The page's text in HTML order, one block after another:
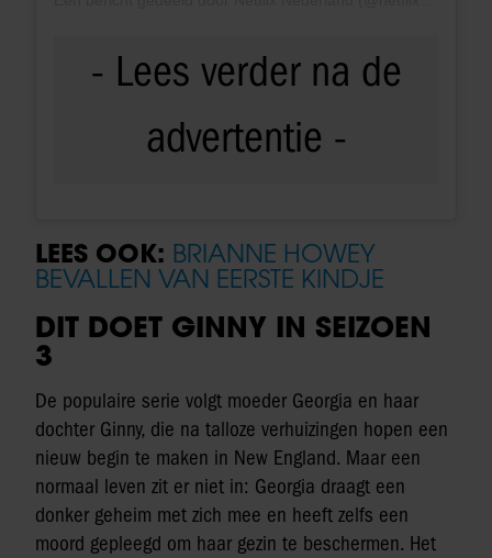
LEES OOK: BRIANNE HOWEY
BEVALLEN VAN EERSTE KINDJE
DIT DOET GINNY IN SEIZOEN
3
De populaire serie volgt moeder Georgia en haar
dochter Ginny, die na talloze verhuizingen hopen een
nieuw begin te maken in New England. Maar een
normaal leven zit er niet in: Georgia draagt een
donker geheim met zich mee en heeft zelfs een
moord gepleegd om haar gezin te beschermen. Het